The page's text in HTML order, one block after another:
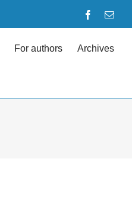
Facebook
For authors Archives